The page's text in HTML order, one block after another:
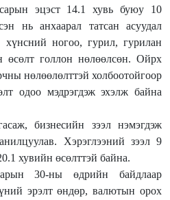
эцэст 14.1 хувь буюу 10
нь анхаарал татсан асуудал
хүнсний ногоо, гурил, гурилан
өсөлт голлон нөлөөлсөн. Ойрх
нөлөөлөлттэй холбоотойгоор
одоо мэдрэгдэж эхэлж байна
бизнесийн зээл нэмэгдэж
Хэрэглээний зээл 9
хувийн өсөлттэй байна.
30-ны өдрийн байдлаар
эрэлт өндөр, валютын орох